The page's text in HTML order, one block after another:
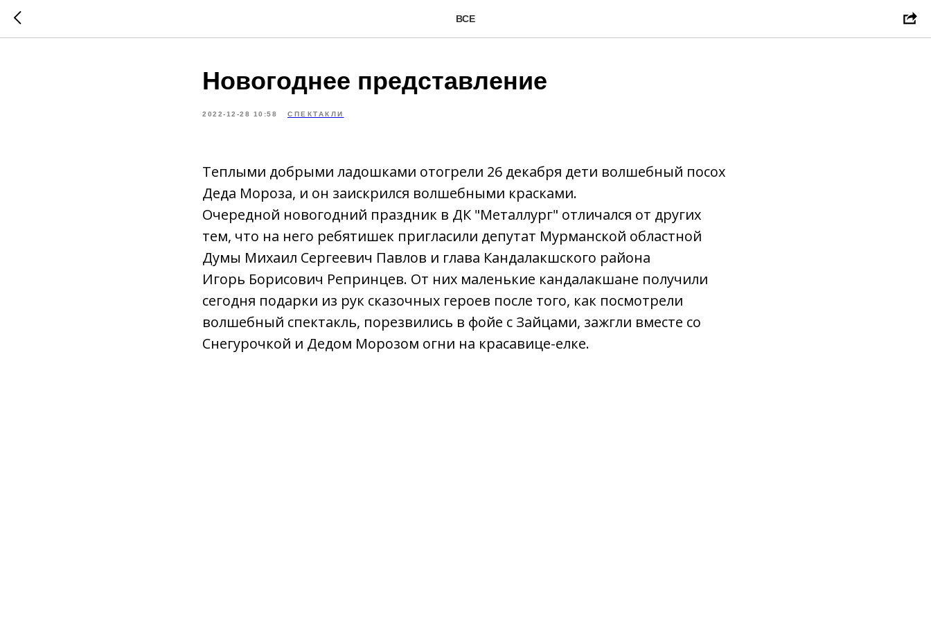
ВСЕ
Новогоднее представление
2022-12-28 10:58 СПЕКТАКЛИ
Теплыми добрыми ладошками отогрели 26 декабря дети волшебный посох
Деда Мороза, и он заискрился волшебными красками.
Очередной новогодний праздник в ДК "Металлург" отличался от других
тем, что на него ребятишек пригласили депутат Мурманской областной
Думы Михаил Сергеевич Павлов и глава Кандалакшского района
Игорь Борисович Репринцев. От них маленькие кандалакшане получили
сегодня подарки из рук сказочных героев после того, как посмотрели
волшебный спектакль, порезвились в фойе с Зайцами, зажгли вместе со
Снегурочкой и Дедом Морозом огни на красавице-елке.